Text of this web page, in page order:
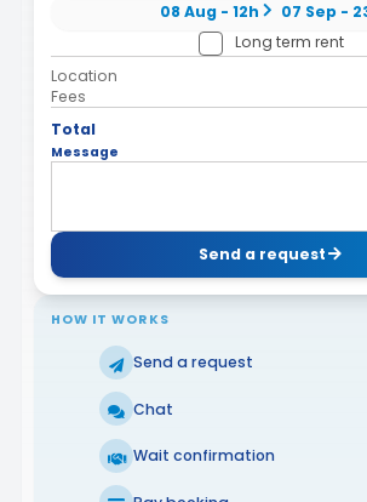
08 Aug - 12h
07 Sep -
Long term rent
Location
Fees
Total
Message
Send a request
HOW IT WORKS
Send a request
Chat
Wait confirmation